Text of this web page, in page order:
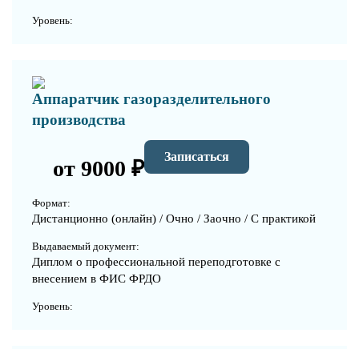
Уровень:
Аппаратчик газоразделительного
производства
от 9000 ₽ Записаться
Формат:
Дистанционно (онлайн) / Очно / Заочно / С практикой
Выдаваемый документ:
Диплом о профессиональной переподготовке с
внесением в ФИС ФРДО
Уровень: